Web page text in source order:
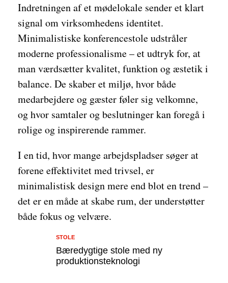
Indretningen af et mødelokale sender et klart
signal om virksomhedens identitet.
Minimalistiske konferencestole udstråler
moderne professionalisme – et udtryk for, at
man værdsætter kvalitet, funktion og æstetik i
balance. De skaber et miljø, hvor både
medarbejdere og gæster føler sig velkomne,
og hvor samtaler og beslutninger kan foregå i
rolige og inspirerende rammer.
I en tid, hvor mange arbejdspladser søger at
forene effektivitet med trivsel, er
minimalistisk design mere end blot en trend –
det er en måde at skabe rum, der understøtter
både fokus og velvære.
Bæredygtige stole med ny
produktionsteknologi
STOLE